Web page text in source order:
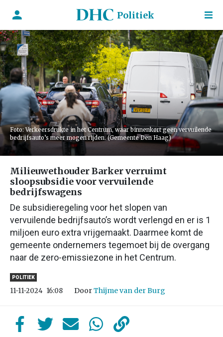
Politiek
Foto: Verkeersdrukte in het Centrum, waar binnenkort geen vervuilende
bedrijfsauto’s meer mogen rijden. (Gemeente Den Haag)
Milieuwethouder Barker verruimt
sloopsubsidie voor vervuilende
bedrijfswagens
De subsidieregeling voor het slopen van
vervuilende bedrijfsauto’s wordt verlengd en er is 1
miljoen euro extra vrijgemaakt. Daarmee komt de
gemeente ondernemers tegemoet bij de overgang
naar de zero-emissiezone in het Centrum.
POLITIEK
11-11-2024 16:08 DoorThijme van der Burg